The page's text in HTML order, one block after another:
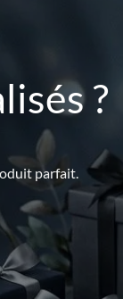
?
parfait.